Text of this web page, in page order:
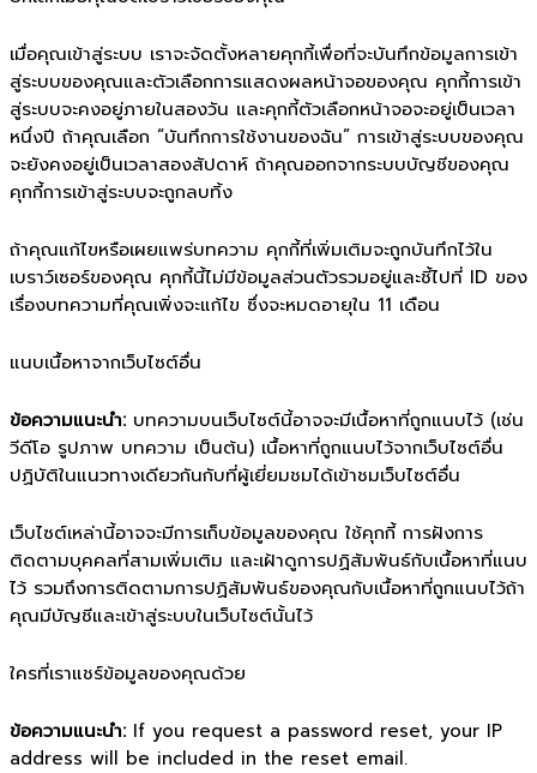
เมื่อคุณเข้าสู่ระบบ เราจะจัดตั้งหลายคุกกี้เพื่อที่จะบันทึกข้อมูลการเข้า
สู่ระบบของคุณและตัวเลือกการแสดงผลหน้าจอของคุณ คุกกี้การเข้า
สู่ระบบจะคงอยู่ภายในสองวัน และคุกกี้ตัวเลือกหน้าจอจะอยู่เป็นเวลา
หนึ่งปี ถ้าคุณเลือก “บันทึกการใช้งานของฉัน” การเข้าสู่ระบบของคุณ
จะยังคงอยู่เป็นเวลาสองสัปดาห์ ถ้าคุณออกจากระบบบัญชีของคุณ
คุกกี้การเข้าสู่ระบบจะถูกลบทิ้ง
ถ้าคุณแก้ไขหรือเผยแพร่บทความ คุกกี้ที่เพิ่มเติมจะถูกบันทึกไว้ใน
เบราว์เซอร์ของคุณ คุกกี้นี้ไม่มีข้อมูลส่วนตัวรวมอยู่และชี้ไปที่ ID ของ
เรื่องบทความที่คุณเพิ่งจะแก้ไข ซึ่งจะหมดอายุใน 11 เดือน
แนบเนื้อหาจากเว็บไซต์อื่น
ข้อความแนะนำ: บทความบนเว็บไซต์นี้อาจจะมีเนื้อหาที่ถูกแนบไว้ (เช่น
วีดีโอ รูปภาพ บทความ เป็นต้น) เนื้อหาที่ถูกแนบไว้จากเว็บไซต์อื่น
ปฏิบัติในแนวทางเดียวกันกับที่ผู้เยี่ยมชมได้เข้าชมเว็บไซต์อื่น
เว็บไซต์เหล่านี้อาจจะมีการเก็บข้อมูลของคุณ ใช้คุกกี้ การฝังการ
ติดตามบุคคลที่สามเพิ่มเติม และเฝ้าดูการปฏิสัมพันธ์กับเนื้อหาที่แนบ
ไว้ รวมถึงการติดตามการปฏิสัมพันธ์ของคุณกับเนื้อหาที่ถูกแนบไว้ถ้า
คุณมีบัญชีและเข้าสู่ระบบในเว็บไซต์นั้นไว้
ใครที่เราแชร์ข้อมูลของคุณด้วย
ข้อความแนะนำ: If you request a password reset, your IP
address will be included in the reset email.